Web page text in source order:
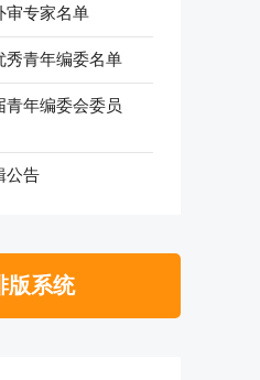
审专家名单
秀青年编委名单
青年编委会委员
公告
版系统